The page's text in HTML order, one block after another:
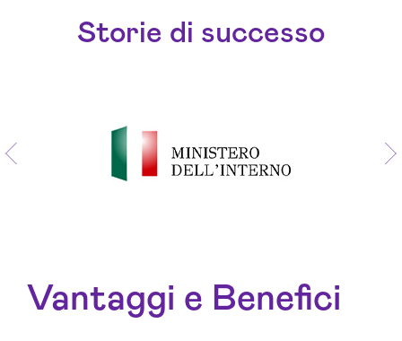
Storie di successo
Vantaggi e Benefici